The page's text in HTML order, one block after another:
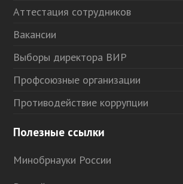
Аттестация сотрудников
Вакансии
Выборы директора ВИР
Профсоюзные организации
Противодействие коррупции
Полезные ссылки
Минобрнауки России